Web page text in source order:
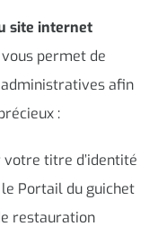
site internet
permet de
afin
:
titre d’identité
Portail du guichet
restauration